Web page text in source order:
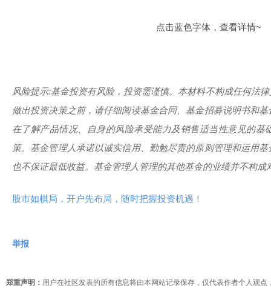
点击蓝色字体，查看详情~
风险提示:基金投资有风险，投资需谨慎。本材料不构成任何法
做出投资决策之前，请仔细阅读基金合同、基金招募说明书和
在了解产品情况、自身的风险承受能力及销售适当性意见的基
策。基金管理人承诺以诚实信用、勤勉尽责的原则管理和运用
也不保证最低收益。基金管理人管理的其他基金的业绩并不构成
股市如棋局，开户先布局，随时把握投资机遇！
举报
郑重声明： 用户在社区发表的所有信息将由本网站记录保存，仅代表作者个人观